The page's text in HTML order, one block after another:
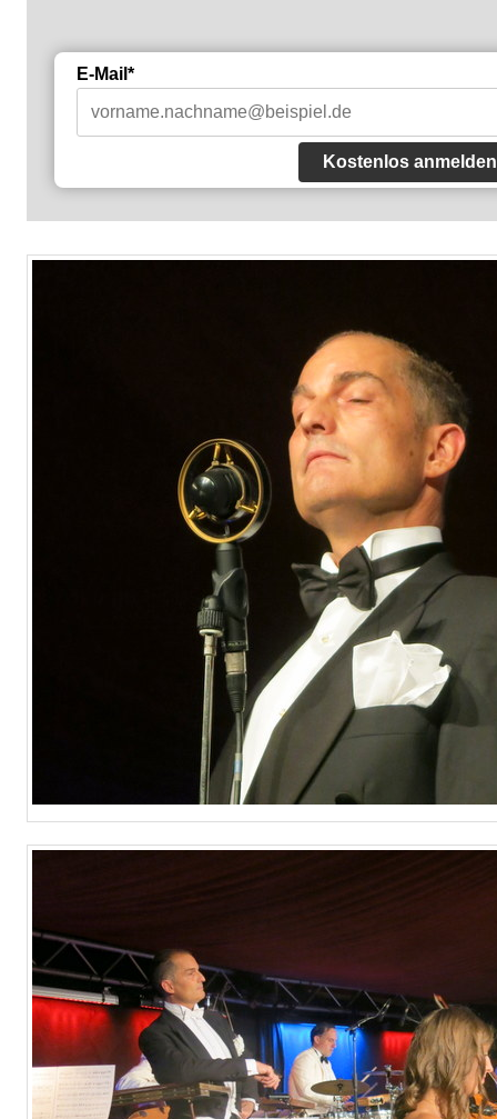
E-Mail*
Kostenlos anmelden